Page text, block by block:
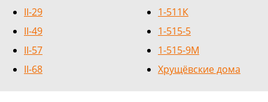
II-29
II-49
II-57
II-68
1-511К
1-515-5
1-515-9М
Хрущёвские дома